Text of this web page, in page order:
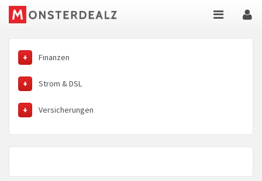
Finanzen
Strom & DSL
Versicherungen